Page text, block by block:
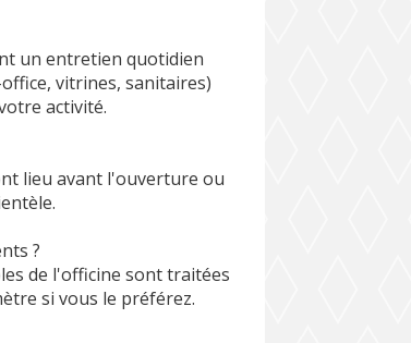
un entretien quotidien
vitrines, sanitaires)
activité.
lieu avant l'ouverture ou
?
de l'officine sont traitées
si vous le préférez.